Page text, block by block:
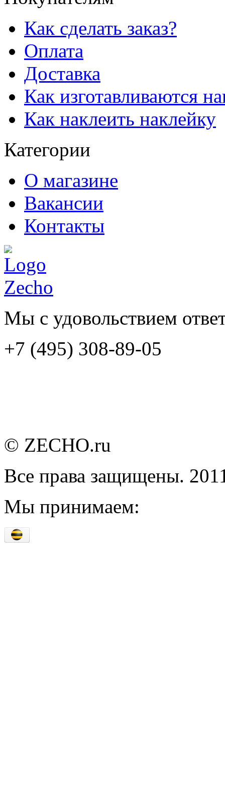
Как сделать заказ?
Оплата
Доставка
Как изготавливаются
Как наклеить наклейку
Категории
О магазине
Вакансии
Контакты
Мы с удовольствием
+7 (495) 308-89-05
© ZECHO.ru
Все права защищены.
Мы принимаем: